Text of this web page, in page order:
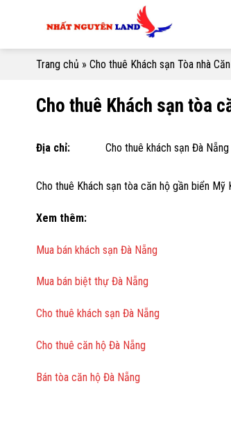
Trang chủ » Cho thuê Khách sạn Tòa nhà
Cho thuê Khách sạn tòa
Địa chỉ: Cho thuê khách sạn Đà Nẵng
Cho thuê Khách sạn tòa căn hộ gần biển Mỹ
Xem thêm:
Mua bán khách sạn Đà Nẵng
Mua bán biệt thự Đà Nẵng
Cho thuê khách sạn Đà Nẵng
Cho thuê căn hộ Đà Nẵng
Bán tòa căn hộ Đà Nẵng